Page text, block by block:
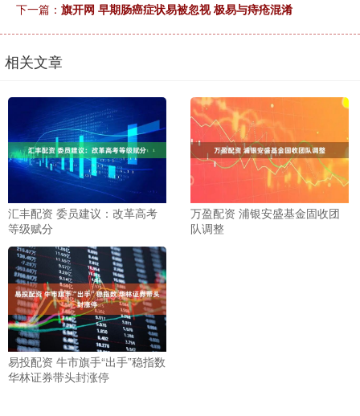
下一篇： 旗开网 早期肠癌症状易被忽视 极易与痔疮混淆
相关文章
汇丰配资 委员建议：改革高考
等级赋分
万盈配资 浦银安盛基金固收团
队调整
易投配资 牛市旗手“出手”稳指数
华林证券带头封涨停